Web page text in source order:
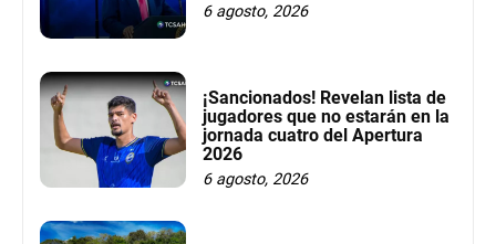
6 agosto, 2026
¡Sancionados! Revelan lista de
jugadores que no estarán en la
jornada cuatro del Apertura
2026
6 agosto, 2026